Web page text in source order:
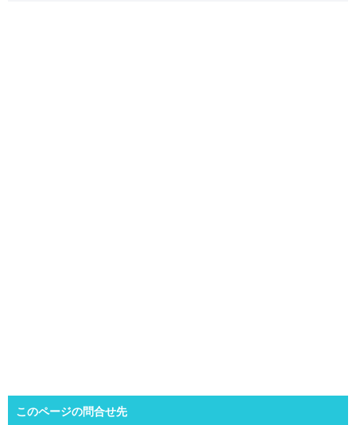
このページの問合せ先